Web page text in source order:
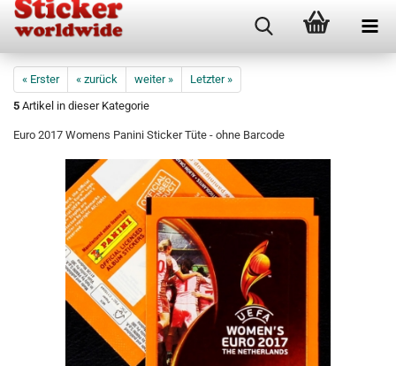
« Erster « zurück weiter »
Letzter »
5 Artikel in dieser Kategorie
Euro 2017 Womens Panini Sticker Tüte - ohne Barcode